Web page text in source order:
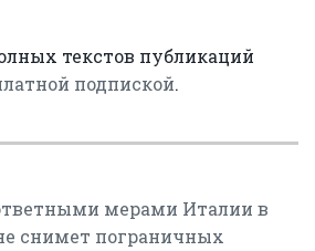
текстов публикаций
подпиской.
мерами Италии в
снимет пограничных